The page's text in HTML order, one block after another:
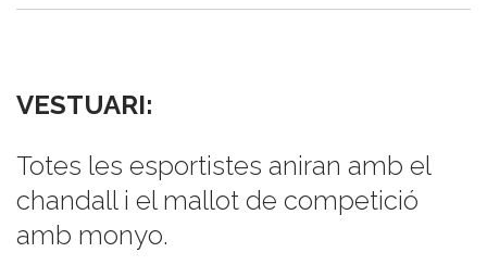
VESTUARI:
Totes les esportistes aniran amb el
chandall i el mallot de competició
amb monyo.